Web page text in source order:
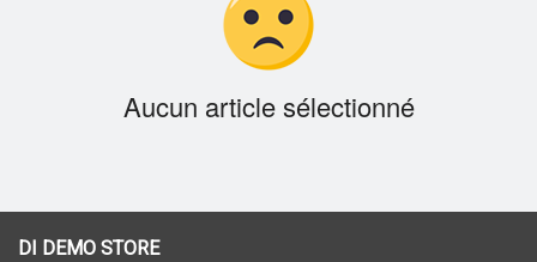
Français
Aucun article sélectionné
DI DEMO STORE